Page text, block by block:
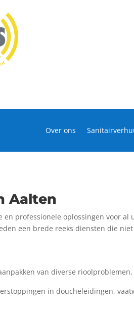
Over ons
Aalten
en professionele oplossingen voor
een brede reeks diensten die
van diverse
in doucheleidingen,